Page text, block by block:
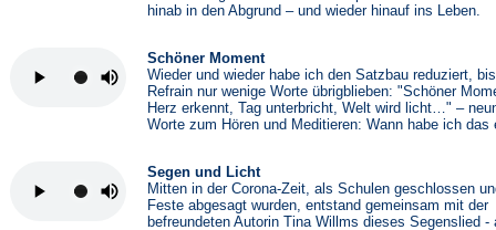
hinab in den Abgrund – und wieder hinauf ins Leben.
Schöner Moment
Wieder und wieder habe ich den Satzbau reduziert,
Refrain nur wenige Worte übrigblieben: "Schöner
Herz erkennt, Tag unterbricht, Welt wird licht…" –
Worte zum Hören und Meditieren: Wann habe ich das
Segen und Licht
Mitten in der Corona-Zeit, als Schulen geschlossen
Feste abgesagt wurden, entstand gemeinsam mit der
befreundeten Autorin Tina Willms dieses Segenslied -